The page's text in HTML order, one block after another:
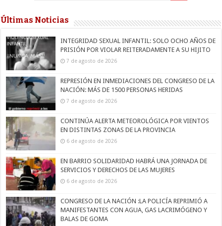
Últimas Noticias
INTEGRIDAD SEXUAL INFANTIL: SOLO OCHO AÑOS DE
PRISIÓN POR VIOLAR REITERADAMENTE A SU HIJITO
7 de agosto de 2026
REPRESIÓN EN INMEDIACIONES DEL CONGRESO DE LA
NACIÓN: MÁS DE 1500 PERSONAS HERIDAS
7 de agosto de 2026
CONTINÚA ALERTA METEOROLÓGICA POR VIENTOS
EN DISTINTAS ZONAS DE LA PROVINCIA
6 de agosto de 2026
EN BARRIO SOLIDARIDAD HABRÁ UNA JORNADA DE
SERVICIOS Y DERECHOS DE LAS MUJERES
6 de agosto de 2026
CONGRESO DE LA NACIÓN :LA POLICÍA REPRIMIÓ A
MANIFESTANTES CON AGUA, GAS LACRIMÓGENO Y
BALAS DE GOMA